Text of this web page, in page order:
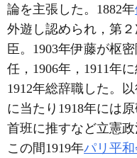
論を主張した。1882年
外遊し認められ，第
臣。1903年伊藤が枢
任，1906年，1911年
1912年総辞職した。
に当たり1918年には
首班に推すなど立憲
この間1919年パリ平